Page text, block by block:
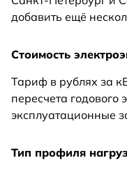
добавить ещё
Стоимость
Тариф в рублях за
пересчета годового
эксплуатационные
Тип профиля